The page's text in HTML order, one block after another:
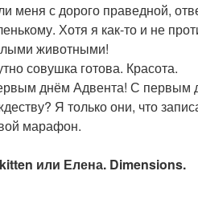
меня с дорого праведной,
Хотя я как-то и не
животными!
совушка готова. Красота.
днём Адвента! С первым
Я только они, что
марафон.
или Елена. Dimensions.